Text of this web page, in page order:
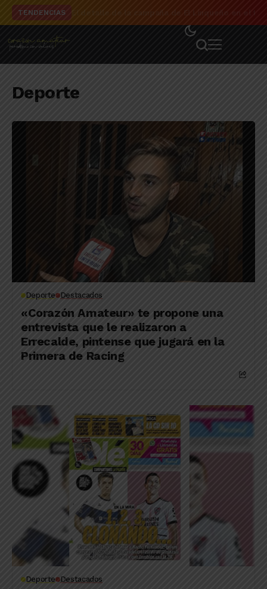
TENDENCIAS
Deporte
Deporte Destacados
«Corazón Amateur» te propone una
entrevista que le realizaron a
Errecalde, pintense que jugará en la
Primera de Racing
Deporte Destacados